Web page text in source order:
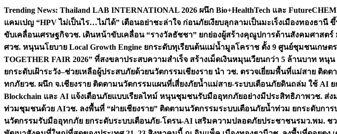
Skip
content
Trending News: Thailand LAB INTERNATIONAL 2026 ผนึก Bio+HealthTech และ
แคมเปญ “HPV ไม่เป็นไร…ไม่ได้” เตือนอย่าชะล่าใจ ก่อนภัยเงียบลุกลามเป็นมะเร็งเมืองทองธานี
ขับเคลื่อนเศรษฐกิจวช. เดินหน้าขับเคลื่อน “รางวัลธัชชา” ยกย่องผู้สร้างคุณูปการด้านสังคมศาสต
ศวช. หนุนนโยบาย Local Growth Engine ยกระดับทุเรียนต้นแม่น้ำมูลโคราช ตั้ง 9 ศูนย์ชุมชนเกษ
TOGETHER FAIR 2026” ที่สงขลาประสบความสำเร็จ สร้างเม็ดเงินหมุนเวียนกว่า 5 ล้านบาท หนุ
ยกระดับเฝ้าระวัง–ช่วยเหลือผู้ประสบภัยด้วยนวัตกรรมเชียงราย นำ วช. ตรวจเยี่ยมพื้นที่แม่สาย ติด
ทกภัยวช. ผนึก จ.เชียงราย ติดตามนวัตกรรมแผนที่เสี่ยงภัยน้ำแม่สาย-ระบบเตือนภัยดินถล่ม ใช้ AI
Blockchain และ AI แจ้งเตือนภัยแบบเรียลไทม์ หนุนชุมชนรับมืออุทกภัยอย่างมีประสิทธิภาพวช. ส่ง
ท่วมชุมชนด้วย AIวช. ลงพื้นที่ “ฝายเชียงราย” ติดตามนวัตกรรมระบบเตือนภัยน้ำท่วม ยกระดับก
นวัตกรรมรับมืออุทกภัย ยกระดับระบบเตือนภัย-โดรน-AI เสริมความปลอดภัยประชาชนรมว.พม. ชว